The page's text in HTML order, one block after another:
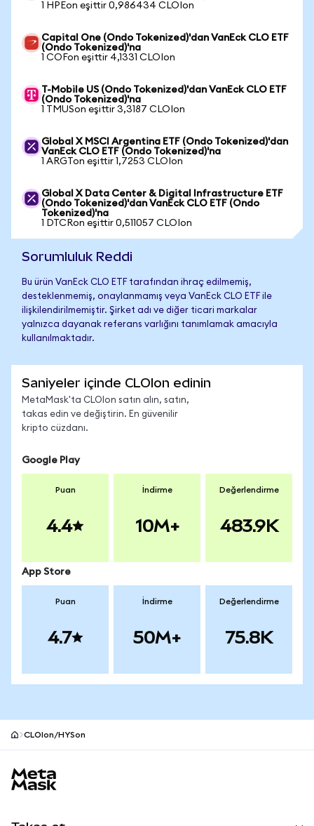
1 HPEon eşittir 0,986434 CLOIon
Capital One (Ondo Tokenized)'dan VanEck CLO ETF
(Ondo Tokenized)'na
1 COFon eşittir 4,1331 CLOIon
T-Mobile US (Ondo Tokenized)'dan VanEck CLO ETF
(Ondo Tokenized)'na
1 TMUSon eşittir 3,3187 CLOIon
Global X MSCI Argentina ETF (Ondo Tokenized)'dan
VanEck CLO ETF (Ondo Tokenized)'na
1 ARGTon eşittir 1,7253 CLOIon
Global X Data Center & Digital Infrastructure ETF
(Ondo Tokenized)'dan VanEck CLO ETF (Ondo
Tokenized)'na
1 DTCRon eşittir 0,511057 CLOIon
Sorumluluk Reddi
Bu ürün VanEck CLO ETF tarafından ihraç edilmemiş,
desteklenmemiş, onaylanmamış veya VanEck CLO ETF ile
ilişkilendirilmemiştir. Şirket adı ve diğer ticari markalar
yalnızca dayanak referans varlığını tanımlamak amacıyla
kullanılmaktadır.
Saniyeler içinde CLOIon edinin
MetaMask'ta CLOIon satın alın, satın,
takas edin ve değiştirin. En güvenilir
kripto cüzdanı.
Google Play
Puan
4.4
İndirme
10M+
Değerlendirme
483.9K
App Store
Puan
4.7
İndirme
50M+
Değerlendirme
75.8K
CLOIon/HYSon